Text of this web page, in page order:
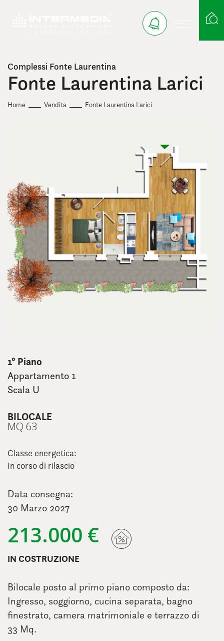
Complessi Fonte Laurentina
Fonte Laurentina Larici
Home Vendita Fonte Laurentina Larici
1° Piano
Appartamento 1
Scala U
BILOCALE
MQ 63
Classe energetica:
In corso di rilascio
Data consegna:
30 Marzo 2027
213.000 €
IN COSTRUZIONE
Bilocale posto al primo piano composto da:
Ingresso, soggiorno, cucina separata, bagno
finestrato, camera matrimoniale e terrazzo di
33 Mq.